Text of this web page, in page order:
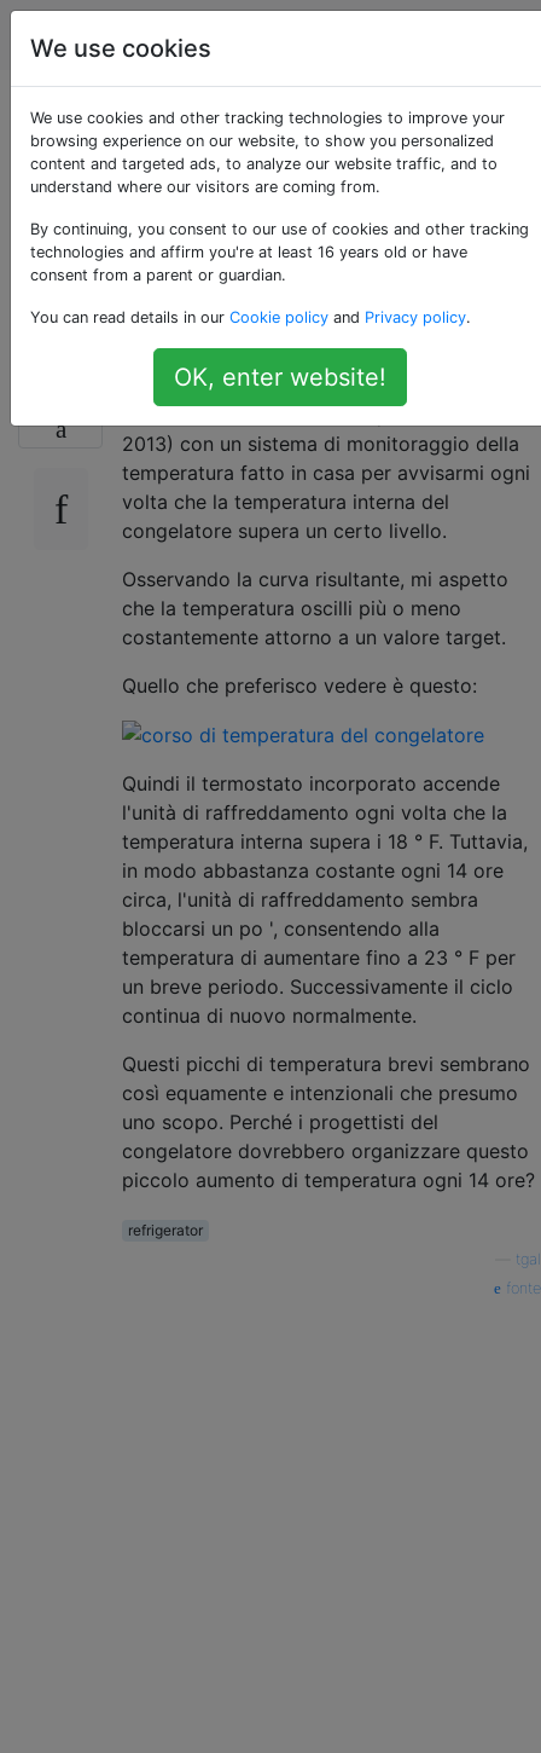
Migliorie di casa
Perché il mio
congelatore si
riscalda un po 'ogni
14 ore?
Ho equipaggiato il mio frigo-congelatore
(Bosch KGN 33X48 / 13, acquistato intorno al
2013) con un sistema di monitoraggio della
temperatura fatto in casa per avvisarmi ogni
volta che la temperatura interna del
congelatore supera un certo livello.
Osservando la curva risultante, mi aspetto
che la temperatura oscilli più o meno
costantemente attorno a un valore target.
Quello che preferisco vedere è questo:
Quindi il termostato incorporato accende
l'unità di raffreddamento ogni volta che la
temperatura interna supera i 18 ° F. Tuttavia,
in modo abbastanza costante ogni 14 ore
circa, l'unità di raffreddamento sembra
bloccarsi un po ', consentendo alla
temperatura di aumentare fino a 23 ° F per
un breve periodo. Successivamente il ciclo
continua di nuovo normalmente.
Questi picchi di temperatura brevi sembrano
così equamente e intenzionali che presumo
uno scopo. Perché i progettisti del
congelatore dovrebbero organizzare questo
piccolo aumento di temperatura ogni 14 ore?
refrigerator
tgal
fonte
We use cookies
We use cookies and other tracking technologies to improve your
browsing experience on our website, to show you personalized
content and targeted ads, to analyze our website traffic, and to
understand where our visitors are coming from.
By continuing, you consent to our use of cookies and other tracking
technologies and affirm you're at least 16 years old or have
consent from a parent or guardian.
You can read details in our Cookie policy and Privacy policy.
OK, enter website!